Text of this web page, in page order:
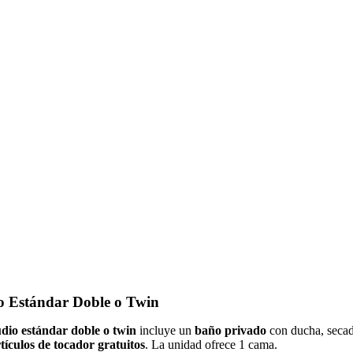
Estándar Doble o Twin
estándar doble o twin incluye un baño privado con ducha,
de tocador gratuitos. La unidad ofrece 1 cama.